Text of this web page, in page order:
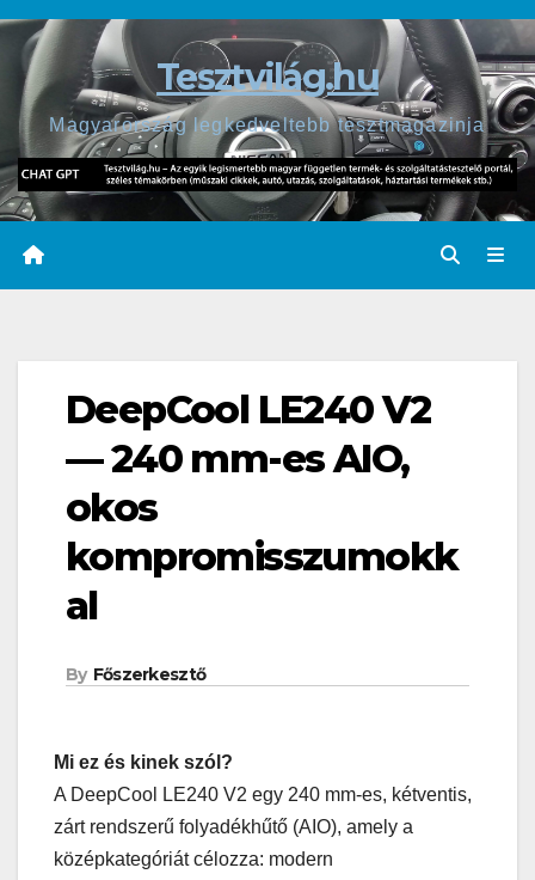
Skip
content
Tesztvilág.hu
Magyarország legkedveltebb tesztmagazinja
DeepCool LE240 V2
— 240 mm-es AIO,
okos
kompromisszumokk
al
By Főszerkesztő
Mi ez és kinek szól?
A DeepCool LE240 V2 egy 240 mm-es, kétventis,
zárt rendszerű folyadékhűtő (AIO), amely a
középkategóriát célozza: modern